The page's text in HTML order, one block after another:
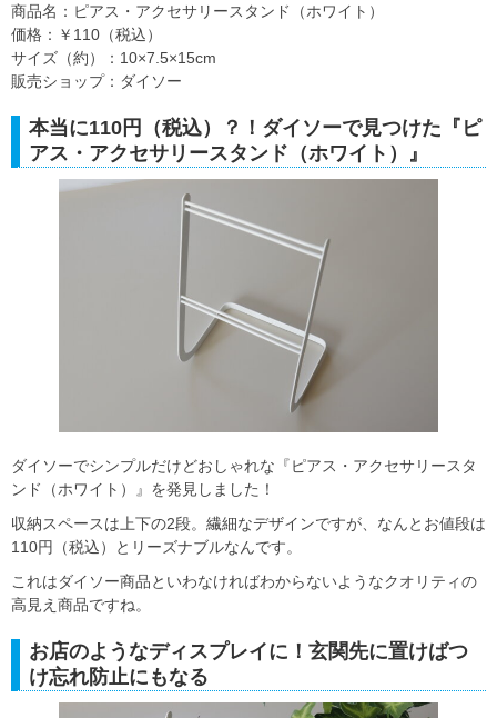
商品名：ピアス・アクセサリースタンド（ホワイト）
価格：￥110（税込）
サイズ（約）：10×7.5×15cm
販売ショップ：ダイソー
本当に110円（税込）？！ダイソーで見つけた『ピ
アス・アクセサリースタンド（ホワイト）』
ダイソーでシンプルだけどおしゃれな『ピアス・アクセサリースタ
ンド（ホワイト）』を発見しました！
収納スペースは上下の2段。繊細なデザインですが、なんとお値段は
110円（税込）とリーズナブルなんです。
これはダイソー商品といわなければわからないようなクオリティの
高見え商品ですね。
お店のようなディスプレイに！玄関先に置けばつ
け忘れ防止にもなる